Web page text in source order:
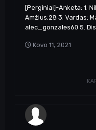
[Perginiai]-Anketa: 1.
Amžius:28 3. Vardas:
alec_gonzales60 5.
Kovo 11, 2021